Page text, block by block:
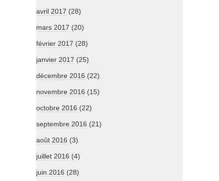
avril 2017 (28)
mars 2017 (20)
février 2017 (28)
janvier 2017 (25)
décembre 2016 (22)
novembre 2016 (15)
octobre 2016 (22)
septembre 2016 (21)
août 2016 (3)
juillet 2016 (4)
juin 2016 (28)